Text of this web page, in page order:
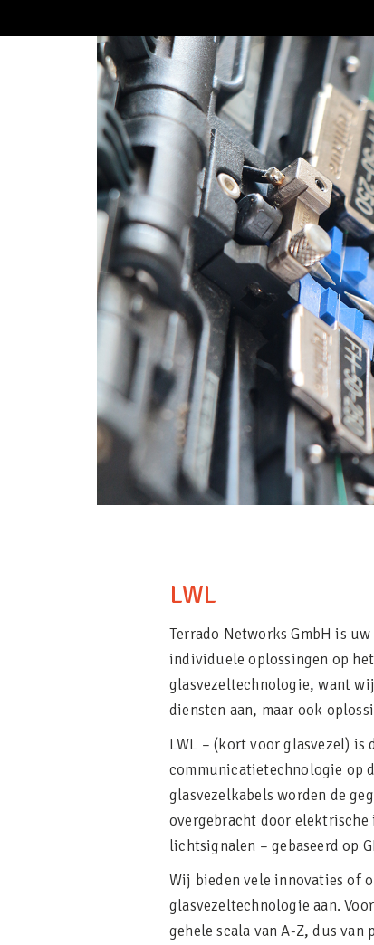
LWL
Terrado Networks GmbH is
individuele oplossingen op
glasvezeltechnologie, want
diensten aan, maar ook
LWL – (kort voor glasvezel) is
communicatietechnologie op
glasvezelkabels worden de
overgebracht door elektrische
lichtsignalen – gebaseerd op
Wij bieden vele innovaties of
glasvezeltechnologie aan.
gehele scala van A-Z, dus